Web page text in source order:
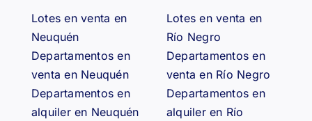
Lotes en venta en
Neuquén
Departamentos en
venta en Neuquén
Departamentos en
alquiler en Neuquén
Lotes en venta en
Río Negro
Departamentos en
venta en Río Negro
Departamentos en
alquiler en Río